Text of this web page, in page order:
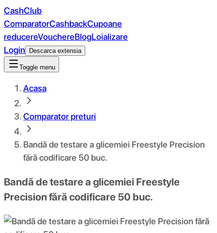
CashClub
ComparatorCashbackCupoane
reducereVouchereBlogLoializare
Login
Descarca extensia
Toggle menu
Acasa
Comparator preturi
Bandă de testare a glicemiei Freestyle Precision
fără codificare 50 buc.
Bandă de testare a glicemiei Freestyle
Precision fără codificare 50 buc.